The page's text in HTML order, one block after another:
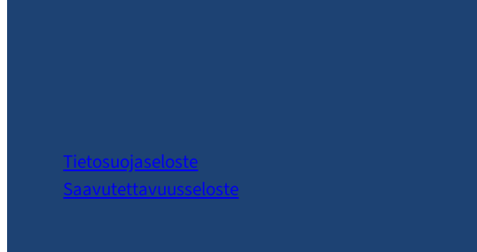
Tietosuojaseloste
Saavutettavuusseloste